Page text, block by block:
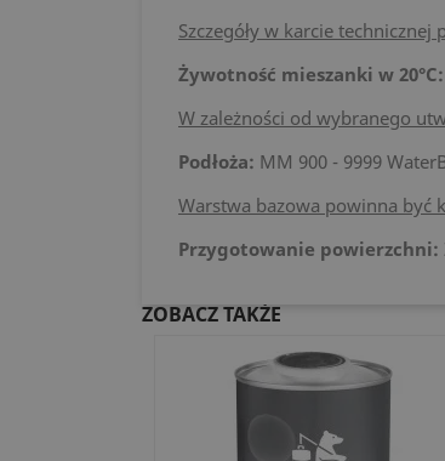
Szczegóły w karcie technicznej
Żywotność mieszanki w 20°C:
W zależności od wybranego
Podłoża: MM 900 - 9999
Warstwa bazowa powinna być
Przygotowanie powierzchni:
ZOBACZ TAKŻE